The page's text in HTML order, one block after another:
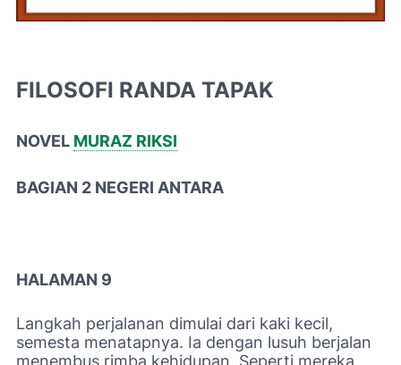
FILOSOFI RANDA TAPAK
NOVEL MURAZ RIKSI
BAGIAN 2 NEGERI ANTARA
HALAMAN 9
Langkah perjalanan dimulai dari kaki kecil,
semesta menatapnya. Ia dengan lusuh berjalan
menembus rimba kehidupan. Seperti mereka